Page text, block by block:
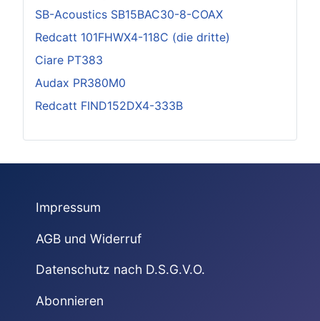
SB-Acoustics SB15BAC30-8-COAX
Redcatt 101FHWX4-118C (die dritte)
Ciare PT383
Audax PR380M0
Redcatt FIND152DX4-333B
Impressum
AGB und Widerruf
Datenschutz nach D.S.G.V.O.
Abonnieren